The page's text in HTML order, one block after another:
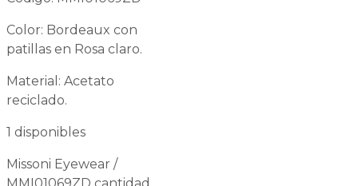
Color: Bordeaux con
patillas en Rosa claro.
Material: Acetato
reciclado.
1 disponibles
Missoni Eyewear /